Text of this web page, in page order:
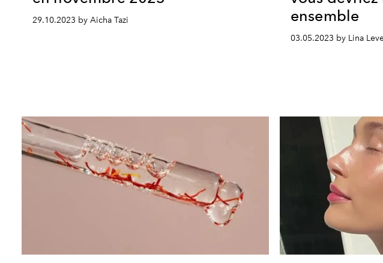
29.10.2023 by Aicha Tazi
ensemble
03.05.2023 by Lina